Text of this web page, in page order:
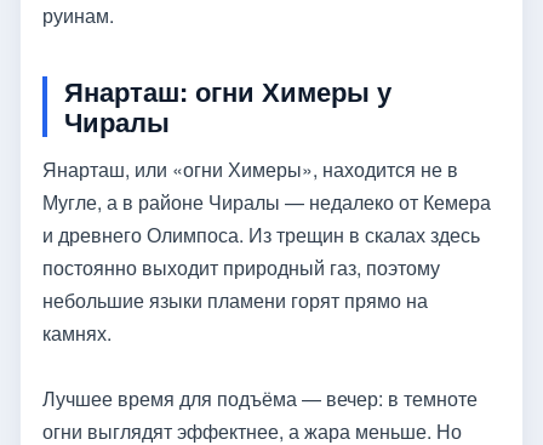
руинам.
Янарташ: огни Химеры у
Чиралы
Янарташ, или «огни Химеры», находится не в
Мугле, а в районе Чиралы — недалеко от Кемера
и древнего Олимпоса. Из трещин в скалах здесь
постоянно выходит природный газ, поэтому
небольшие языки пламени горят прямо на
камнях.
Лучшее время для подъёма — вечер: в темноте
огни выглядят эффектнее, а жара меньше. Но